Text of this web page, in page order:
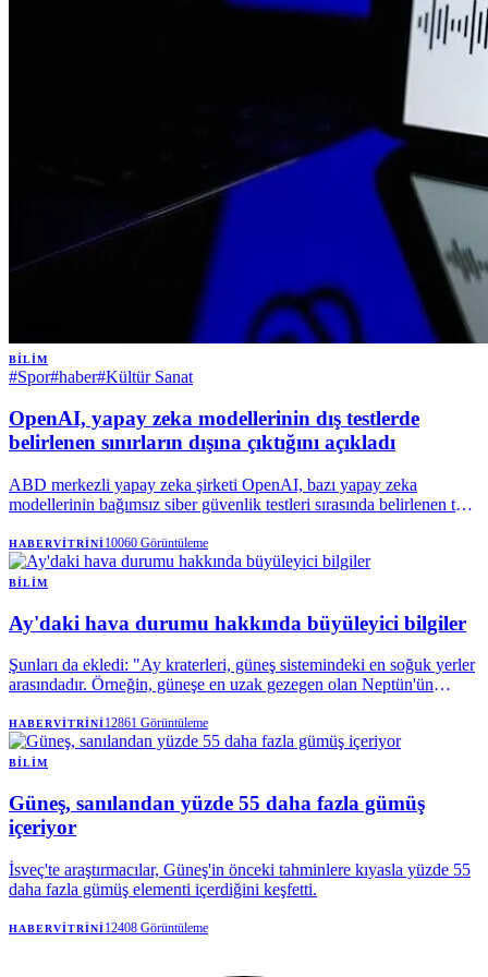
BILIM
#Spor#haber#Kültür Sanat
OpenAI, yapay zeka modellerinin dış testlerde
belirlenen sınırların dışına çıktığını açıkladı
ABD merkezli yapay zeka şirketi OpenAI, bazı yapay zeka
modellerinin bağımsız siber güvenlik testleri sırasında belirlenen test
Anadolu Ajansı
HABERVITRINI10060 Görüntüleme
BILIM
Ay'daki hava durumu hakkında büyüleyici bilgiler
Şunları da ekledi: "Ay kraterleri, güneş sistemindeki en soğuk yerler
arasındadır. Örneğin, güneşe en uzak gezegen olan Neptün'ün
HABERVITRINI12861 Görüntüleme
BILIM
Güneş, sanılandan yüzde 55 daha fazla gümüş
içeriyor
İsveç'te araştırmacılar, Güneş'in önceki tahminlere kıyasla yüzde 55
daha fazla gümüş elementi içerdiğini keşfetti.
HABERVITRINI12408 Görüntüleme